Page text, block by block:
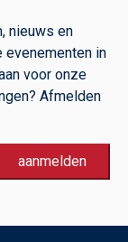
nieuws en
evenementen in
voor onze
Afmelden